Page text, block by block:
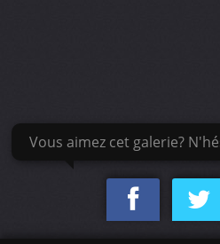
Vous aimez cet galerie?